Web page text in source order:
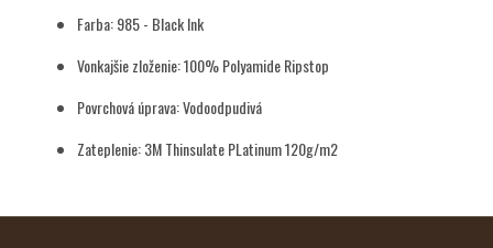
Farba: 985 - Black Ink
Vonkajšie zloženie: 100% Polyamide Ripstop
Povrchová úprava: Vodoodpudivá
Zateplenie: 3M Thinsulate PLatinum 120g/m2
Z